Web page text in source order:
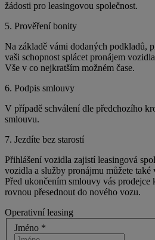
žádosti pro leasingovou společnost.
5. Prověření bonity
Na základě vámi dodaných podkladů,
vaši schopnost splácet pronájem
Vše v co nejkratším možném čase.
6. Podpis smlouvy
V případě schválení dle předchozího
smlouvu.
7. Jezdíte bez starostí
Přihlášení vozidla zajistí leasingová
vozidla a služby pronájmu můžete
Před ukončením smlouvy vás prodejce
rovnou přesednout do nového vozu.
Operativní leasing
Jméno *